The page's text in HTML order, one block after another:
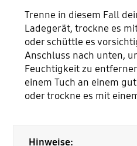
Trenne in diesem Fall
Ladegerät, trockne es
oder schüttle es
Anschluss nach unten,
Feuchtigkeit zu
einem Tuch an einem
oder trockne es mit
Hinweise: